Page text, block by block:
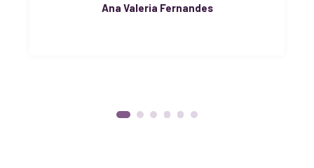
Ana Valeria Fernandes